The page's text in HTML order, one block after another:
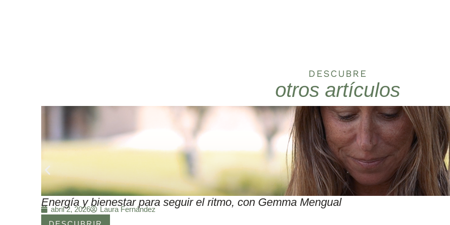
DESCUBRE
otros artículos
Energía y bienestar para seguir el ritmo, con Gemma Mengual
abril 2, 2026
Laura Fernández